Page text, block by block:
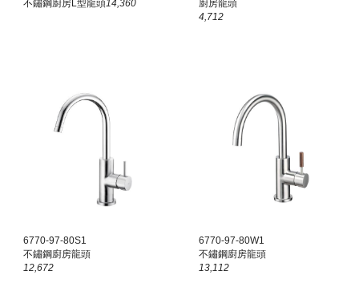
不鏽鋼廚房L型龍頭14,360
廚房龍頭
4,712
6770-97-80S1
不鏽鋼廚房龍頭
12,672
6770-97-80W1
不鏽鋼廚房龍頭
13,112